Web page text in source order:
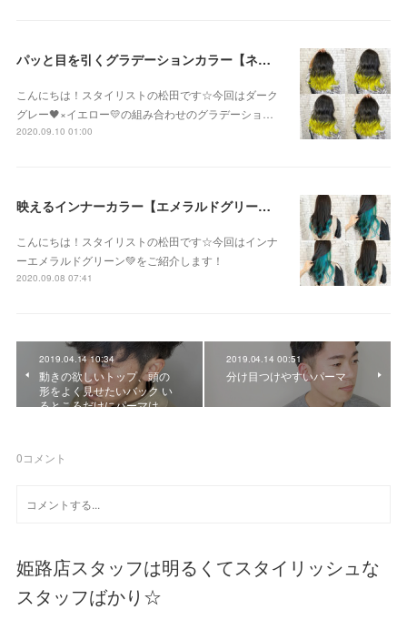
パッと目を引くグラデーションカラー【ネオンイエロー】
こんにちは！スタイリストの松田です☆今回はダーク
グレー🖤×イエロー💛の組み合わせのグラデーショ…
2020.09.10 01:00
映えるインナーカラー【エメラルドグリーン】
こんにちは！スタイリストの松田です☆今回はインナ
ーエメラルドグリーン💚をご紹介します！
2020.09.08 07:41
2019.04.14 10:34
動きの欲しいトップ、頭の
形をよく見せたいバック い
るところだけにパーマは…
2019.04.14 00:51
分け目つけやすいパーマ
0コメント
姫路店スタッフは明るくてスタイリッシュな
スタッフばかり☆